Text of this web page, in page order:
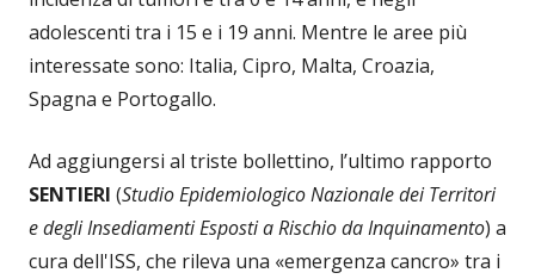
adolescenti tra i 15 e i 19 anni. Mentre le aree più
interessate sono: Italia, Cipro, Malta, Croazia,
Spagna e Portogallo.
Ad aggiungersi al triste bollettino, l’ultimo rapporto
SENTIERI (Studio Epidemiologico Nazionale dei Territori
e degli Insediamenti Esposti a Rischio da Inquinamento) a
cura dell'ISS, che rileva una «emergenza cancro» tra i